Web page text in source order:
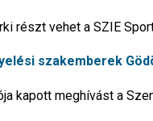
részt vehet a SZIE
szakemberek
kapott meghívást a